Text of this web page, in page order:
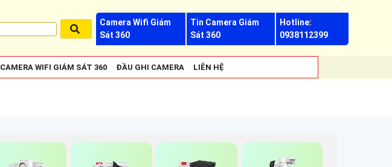
Camera Wifi Giám
Sát 360
Tin Camera Giám
Sát 360
Hotline:
0938112399
CAMERA WIFI GIÁM SÁT 360 ĐẦU GHI CAMERA LIÊN HỆ